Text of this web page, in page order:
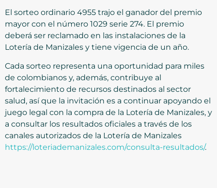
El sorteo ordinario 4955 trajo el ganador del premio
mayor con el número 1029 serie 274. El premio
deberá ser reclamado en las instalaciones de la
Lotería de Manizales y tiene vigencia de un año.
Cada sorteo representa una oportunidad para miles
de colombianos y, además, contribuye al
fortalecimiento de recursos destinados al sector
salud, así que la invitación es a continuar apoyando el
juego legal con la compra de la Lotería de Manizales, y
a consultar los resultados oficiales a través de los
canales autorizados de la Lotería de Manizales
https://loteriademanizales.com/consulta-resultados/.